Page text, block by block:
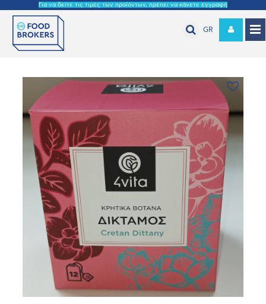
Για να δείτε τις τιμές των προϊόντων, πρέπει να κάνετε εγγραφή
GR